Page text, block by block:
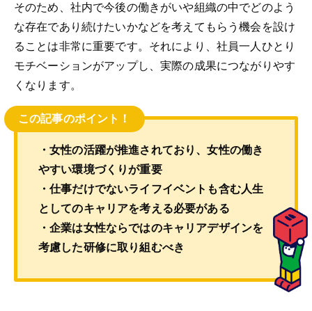
そのため、社内で今後の働きがいや組織の中でどのよう
な存在であり続けたいかなどを考えてもらう機会を設け
ることは非常に重要です。それにより、社員一人ひとり
モチベーションがアップし、実際の成果につながりやす
くなります。
この記事のポイント！
・女性の活躍が推進されており、女性の働き
やすい環境づくりが重要
・仕事だけでないライフイベントも含む人生
としてのキャリアを考える必要がある
・企業は女性ならではのキャリアデザインを
考慮した研修に取り組むべき